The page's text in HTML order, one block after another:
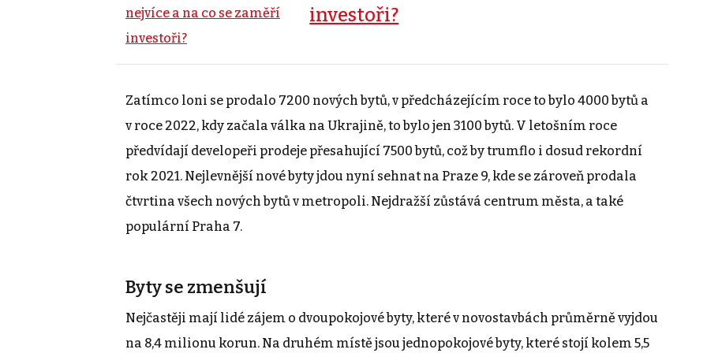
investoři?
Zatímco loni se prodalo 7200 nových bytů, v předcházejícím roce to bylo 4000 bytů a
v roce 2022, kdy začala válka na Ukrajině, to bylo jen 3100 bytů. V letošním roce
předvídají developeři prodeje přesahující 7500 bytů, což by trumflo i dosud rekordní
rok 2021. Nejlevnější nové byty jdou nyní sehnat na Praze 9, kde se zároveň prodala
čtvrtina všech nových bytů v metropoli. Nejdražší zůstává centrum města, a také
populární Praha 7.
Byty se zmenšují
Nejčastěji mají lidé zájem o dvoupokojové byty, které v novostavbách průměrně vyjdou
na 8,4 milionu korun. Na druhém místě jsou jednopokojové byty, které stojí kolem 5,5